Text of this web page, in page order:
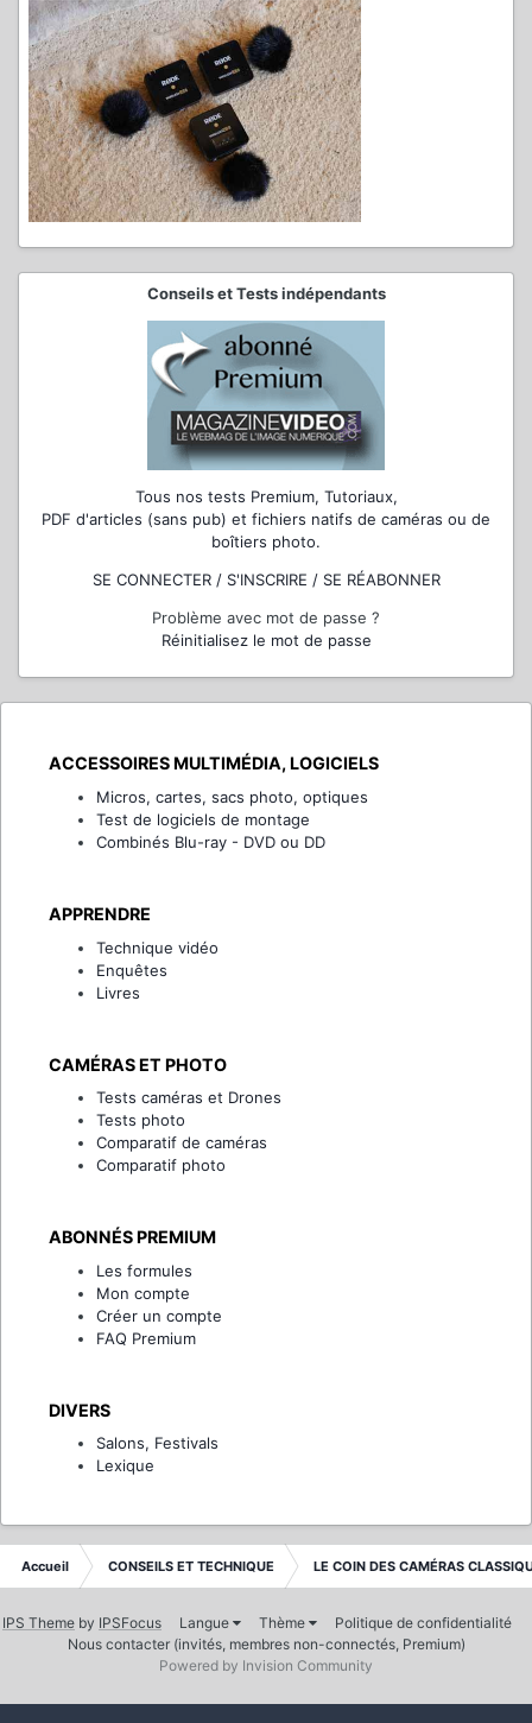
Conseils et Tests indépendants
Tous nos tests Premium, Tutoriaux,
PDF d'articles (sans pub) et fichiers natifs de caméras ou de
boîtiers photo.
SE CONNECTER / S'INSCRIRE / SE RÉABONNER
Problème avec mot de passe ?
Réinitialisez le mot de passe
ACCESSOIRES MULTIMÉDIA, LOGICIELS
Micros, cartes, sacs photo, optiques
Test de logiciels de montage
Combinés Blu-ray - DVD ou DD
APPRENDRE
Technique vidéo
Enquêtes
Livres
CAMÉRAS ET PHOTO
Tests caméras et Drones
Tests photo
Comparatif de caméras
Comparatif photo
ABONNÉS PREMIUM
Les formules
Mon compte
Créer un compte
FAQ Premium
DIVERS
Salons, Festivals
Lexique
Accueil CONSEILS ET TECHNIQUE LE COIN DES CAMÉRAS
IPS Theme by IPSFocus Langue Thème
Politique de confidentialité
Nous contacter (invités, membres non-connectés, Premium)
Powered by Invision Community